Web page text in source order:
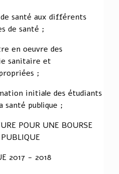
santé aux différents
de santé ;
en oeuvre des
sanitaire et
;
initiale des étudiants
santé publique ;
POUR UNE BOURSE
2017 - 2018